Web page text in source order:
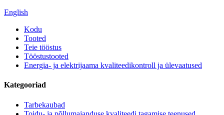
English
Kodu
Tooted
Teie tööstus
Tööstustooted
Energia- ja elektrijaama kvaliteedikontroll ja ülevaatused
Kategooriad
Tarbekaubad